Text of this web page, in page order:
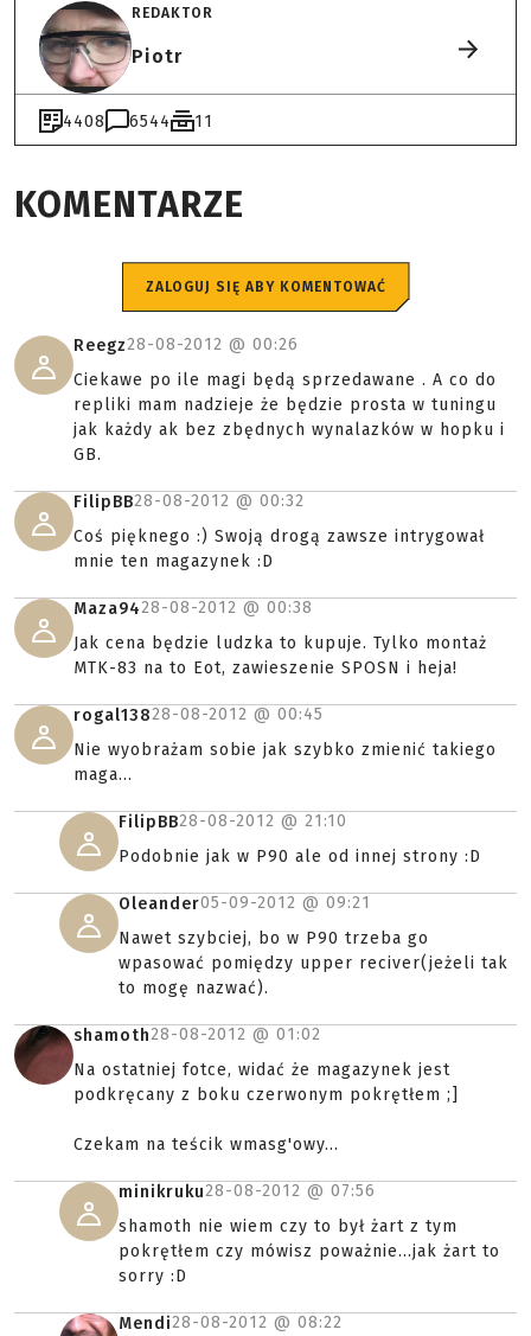
REDAKTOR
Piotr
4408 6544 11
KOMENTARZE
ZALOGUJ SIĘ ABY KOMENTOWAĆ
Reegz28-08-2012 @ 00:26
Ciekawe po ile magi będą sprzedawane . A co do
repliki mam nadzieje że będzie prosta w tuningu
jak każdy ak bez zbędnych wynalazków w hopku i
GB.
FilipBB28-08-2012 @ 00:32
Coś pięknego :) Swoją drogą zawsze intrygował
mnie ten magazynek :D
Maza9428-08-2012 @ 00:38
Jak cena będzie ludzka to kupuje. Tylko montaż
MTK-83 na to Eot, zawieszenie SPOSN i heja!
rogal13828-08-2012 @ 00:45
Nie wyobrażam sobie jak szybko zmienić takiego
maga...
FilipBB28-08-2012 @ 21:10
Podobnie jak w P90 ale od innej strony :D
Oleander05-09-2012 @ 09:21
Nawet szybciej, bo w P90 trzeba go
wpasować pomiędzy upper reciver(jeżeli tak
to mogę nazwać).
shamoth28-08-2012 @ 01:02
Na ostatniej fotce, widać że magazynek jest
podkręcany z boku czerwonym pokrętłem ;]
Czekam na teścik wmasg'owy...
minikruku28-08-2012 @ 07:56
shamoth nie wiem czy to był żart z tym
pokrętłem czy mówisz poważnie...jak żart to
sorry :D
Mendi28-08-2012 @ 08:22